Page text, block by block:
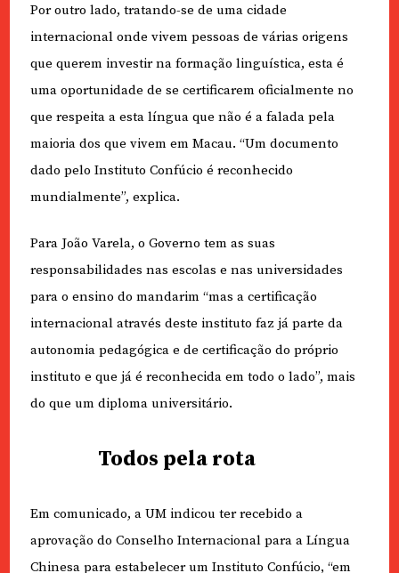
Por outro lado, tratando-se de uma cidade
internacional onde vivem pessoas de várias origens
que querem investir na formação linguística, esta é
uma oportunidade de se certificarem oficialmente no
que respeita a esta língua que não é a falada pela
maioria dos que vivem em Macau. “Um documento
dado pelo Instituto Confúcio é reconhecido
mundialmente”, explica.
Para João Varela, o Governo tem as suas
responsabilidades nas escolas e nas universidades
para o ensino do mandarim “mas a certificação
internacional através deste instituto faz já parte da
autonomia pedagógica e de certificação do próprio
instituto e que já é reconhecida em todo o lado”, mais
do que um diploma universitário.
Todos pela rota
Em comunicado, a UM indicou ter recebido a
aprovação do Conselho Internacional para a Língua
Chinesa para estabelecer um Instituto Confúcio, “em